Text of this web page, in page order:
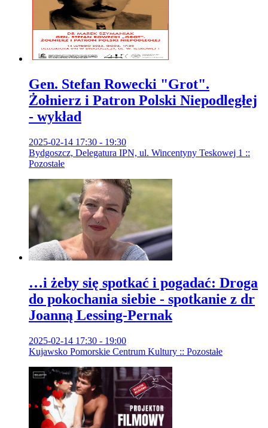
Gen. Stefan Rowecki "Grot".
Żołnierz i Patron Polski Niepodległej
- wykład
2025-02-14 17:30 - 19:30
Bydgoszcz, Delegatura IPN, ul. Wincentyny Teskowej 1 ::
Pozostałe
…i żeby się spotkać i pogadać: Droga
do pokochania siebie - spotkanie z dr
Joanną Lessing-Pernak
2025-02-14 17:30 - 19:00
Kujawsko Pomorskie Centrum Kultury :: Pozostałe